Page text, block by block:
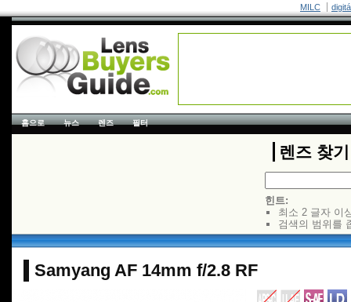
MILC
홈으로 뉴스 렌즈 필터
렌즈 찾기
힌트:
최소 2 글자 이
검색의 범위를
Samyang AF 14mm f/2.8 RF